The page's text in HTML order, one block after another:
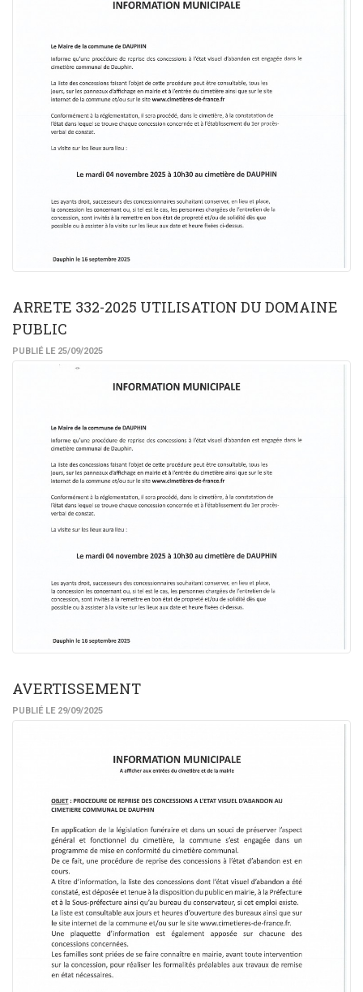
ARRETE 332-2025 UTILISATION DU DOMAINE
PUBLIC
PUBLIÉ LE 25/09/2025
AVERTISSEMENT
PUBLIÉ LE 29/09/2025